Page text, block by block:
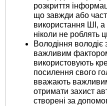
розкриття
що завжди або
використання ШІ,
ніколи не роблять
Володіння
важливим
використовують
посилення свого
вважають
отримати захист
створені за